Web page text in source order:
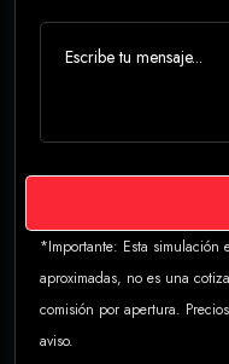
*Importante: Esta simulación
aproximadas, no es una
comisión por apertura.
aviso.